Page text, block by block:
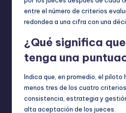
entre el número de criterios
redondea a una cifra con una
¿Qué significa
tenga una
Indica que, en promedio, el piloto
menos tres de los cuatro
consistencia, estrategia y
alta aceptación de los jueces.